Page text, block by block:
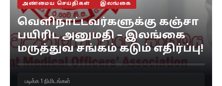
அண்மைய செய்திகள் இலங்கை
வெளிநாட்டவர்களுக்கு கஞ்சா
பயிரிட அனுமதி – இலங்கை
மருத்துவ சங்கம் கடும் எதிர்ப்பு!
படிக்க 1 நிமிடங்கள்